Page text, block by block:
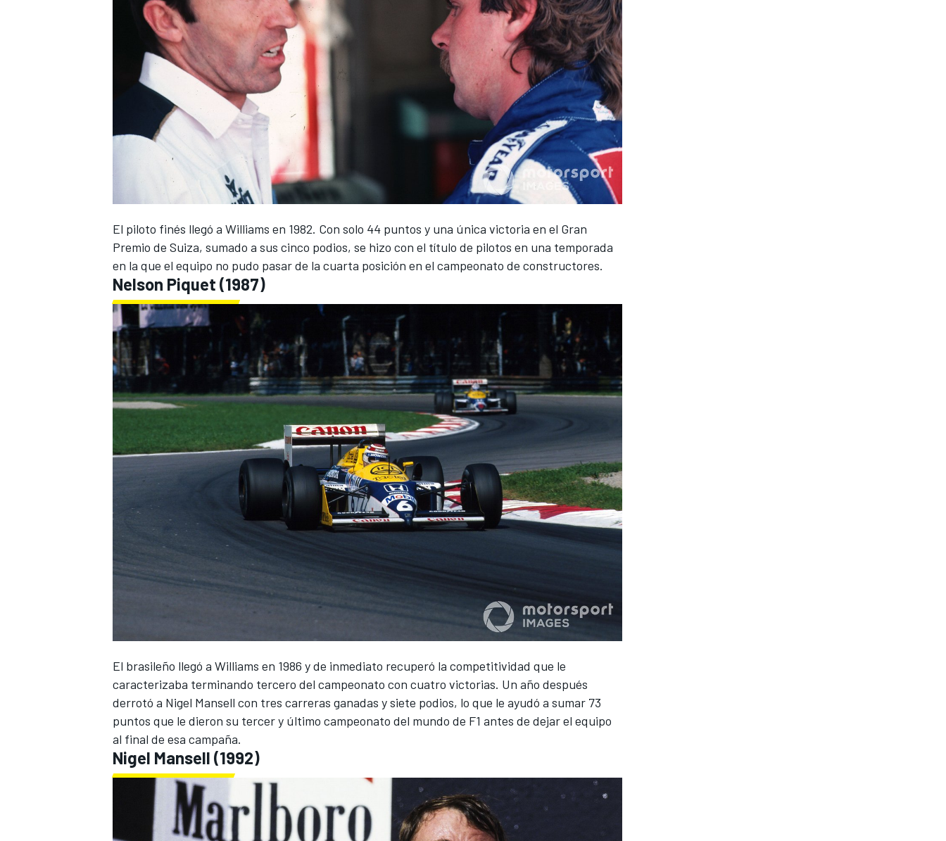
El piloto finés llegó a Williams en 1982. Con solo 44 puntos y una única victoria en el Gran
Premio de Suiza, sumado a sus cinco podios, se hizo con el título de pilotos en una temporada
en la que el equipo no pudo pasar de la cuarta posición en el campeonato de constructores.
Nelson Piquet (1987)
El brasileño llegó a Williams en 1986 y de inmediato recuperó la competitividad que le
caracterizaba terminando tercero del campeonato con cuatro victorias. Un año después
derrotó a Nigel Mansell con tres carreras ganadas y siete podios, lo que le ayudó a sumar 73
puntos que le dieron su tercer y último campeonato del mundo de F1 antes de dejar el equipo
al final de esa campaña.
Nigel Mansell (1992)